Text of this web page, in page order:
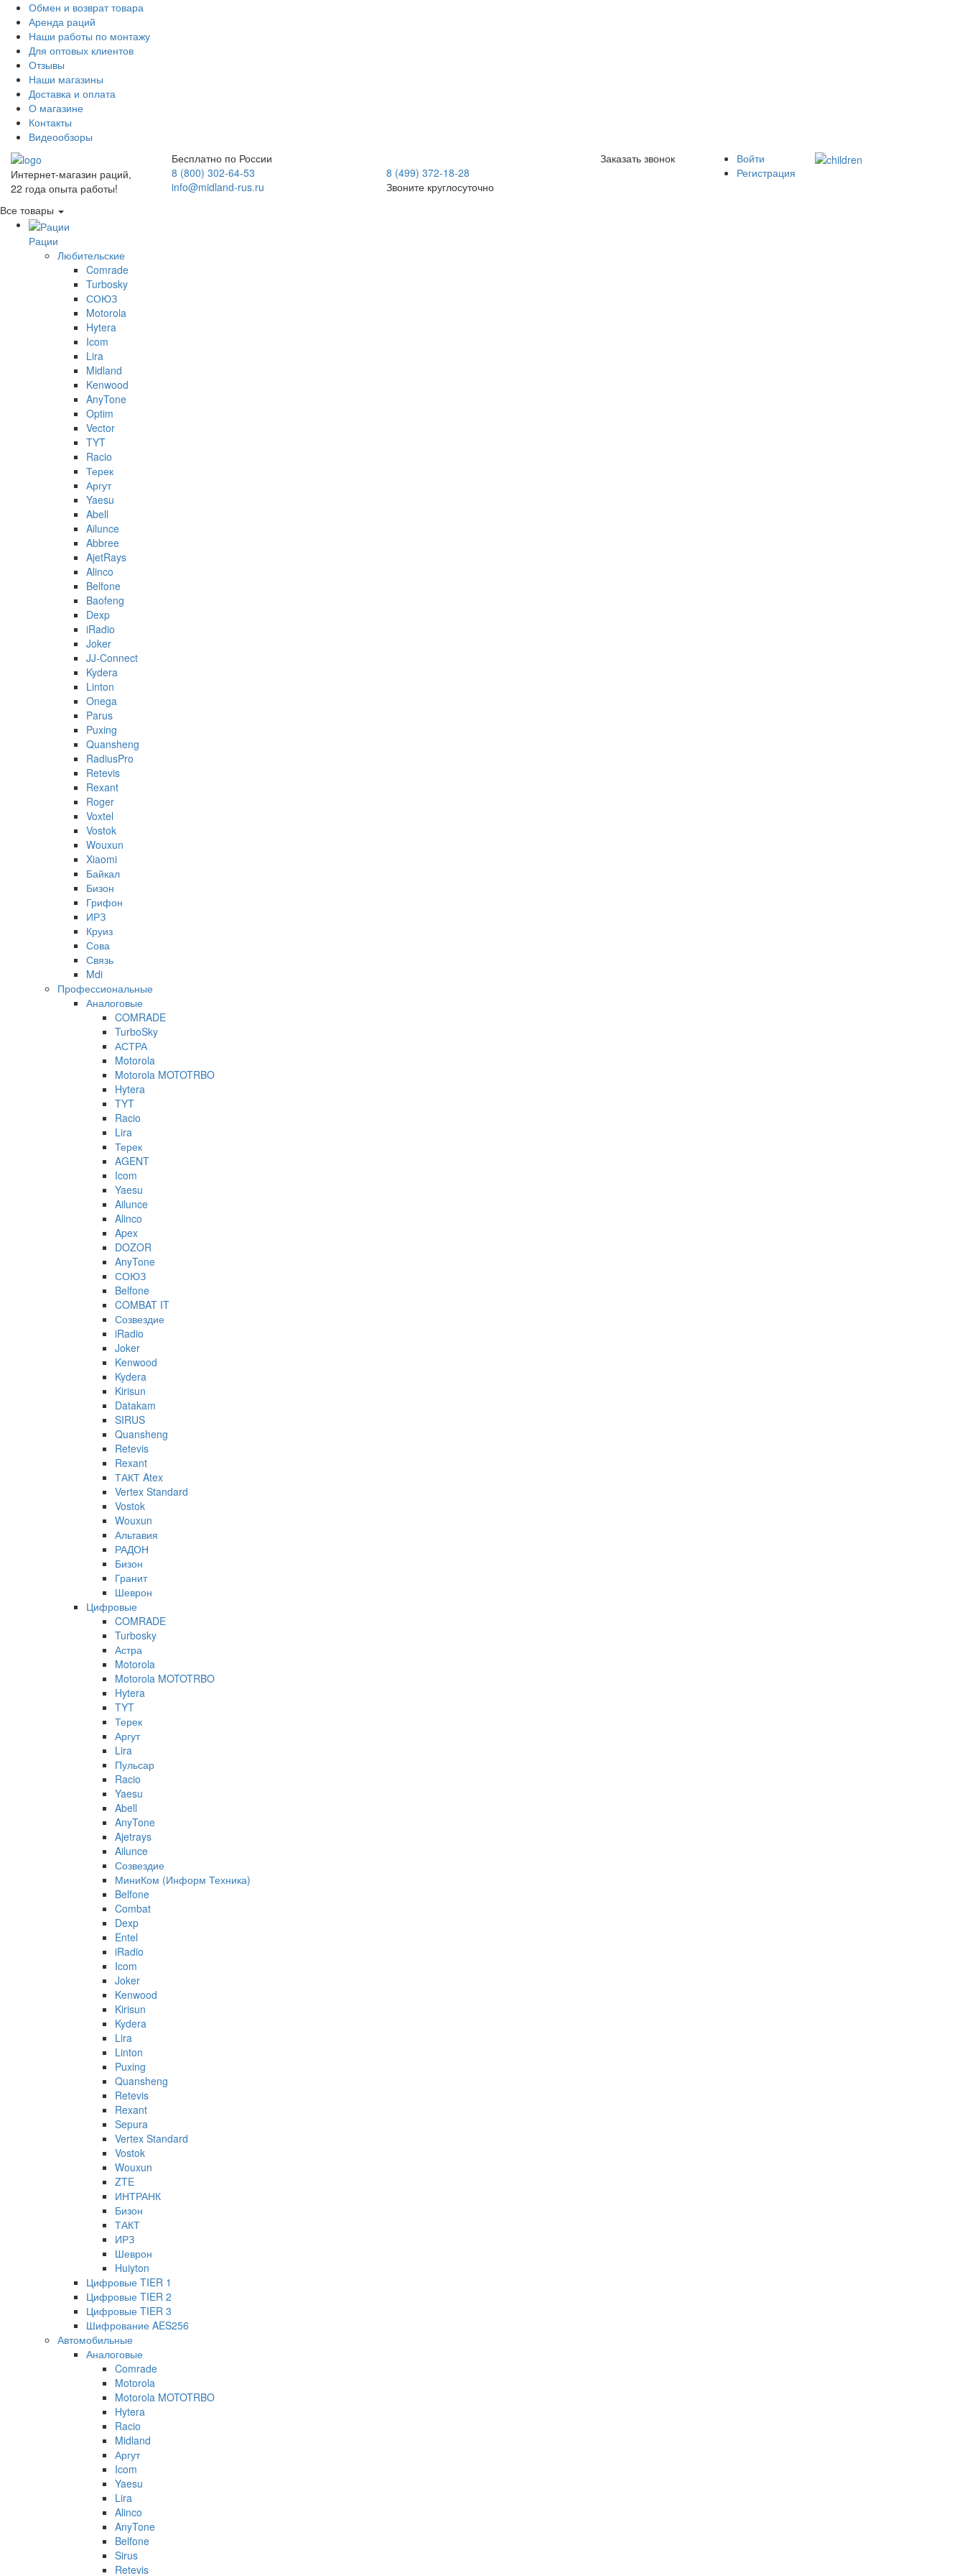
Обмен и возврат товара
Аренда раций
Наши работы по монтажу
Для оптовых клиентов
Отзывы
Наши магазины
Доставка и оплата
О магазине
Контакты
Видеообзоры
Интернет-магазин раций,
22 года опыта работы!
Бесплатно по России
8 (800) 302-64-53
info@midland-rus.ru
8 (499) 372-18-28
Звоните круглосуточно
Заказать звонок
Войти
Регистрация
Все товары
Рации
Любительские
Comrade
Turbosky
СОЮЗ
Motorola
Hytera
Icom
Lira
Midland
Kenwood
AnyTone
Optim
Vector
TYT
Racio
Терек
Аргут
Yaesu
Abell
Ailunce
Abbree
AjetRays
Alinco
Belfone
Baofeng
Dexp
iRadio
Joker
JJ-Connect
Kydera
Linton
Onega
Parus
Puxing
Quansheng
RadiusPro
Retevis
Rexant
Roger
Voxtel
Vostok
Wouxun
Xiaomi
Байкал
Бизон
Грифон
ИРЗ
Круиз
Сова
Связь
Mdi
Профессиональные
Аналоговые
COMRADE
TurboSky
АСТРА
Motorola
Motorola MOTOTRBO
Hytera
TYT
Racio
Lira
Терек
AGENT
Icom
Yaesu
Ailunce
Alinco
Apex
DOZOR
AnyTone
СОЮЗ
Belfone
COMBAT IT
Созвездие
iRadio
Joker
Kenwood
Kydera
Kirisun
Datakam
SIRUS
Quansheng
Retevis
Rexant
ТАКТ Atex
Vertex Standard
Vostok
Wouxun
Альтавия
РАДОН
Бизон
Гранит
Шеврон
Цифровые
COMRADE
Turbosky
Астра
Motorola
Motorola MOTOTRBO
Hytera
TYT
Терек
Аргут
Lira
Пульсар
Racio
Yaesu
Abell
AnyTone
Ajetrays
Ailunce
Созвездие
МиниКом (Информ Техника)
Belfone
Combat
Dexp
Entel
iRadio
Icom
Joker
Kenwood
Kirisun
Kydera
Lira
Linton
Puxing
Quansheng
Retevis
Rexant
Sepura
Vertex Standard
Vostok
Wouxun
ZTE
ИНТРАНК
Бизон
ТАКТ
ИРЗ
Шеврон
Huiyton
Цифровые TIER 1
Цифровые TIER 2
Цифровые TIER 3
Шифрование AES256
Автомобильные
Аналоговые
Comrade
Motorola
Motorola MOTOTRBO
Hytera
Racio
Midland
Аргут
Icom
Yaesu
Lira
Alinco
AnyTone
Belfone
Sirus
Retevis